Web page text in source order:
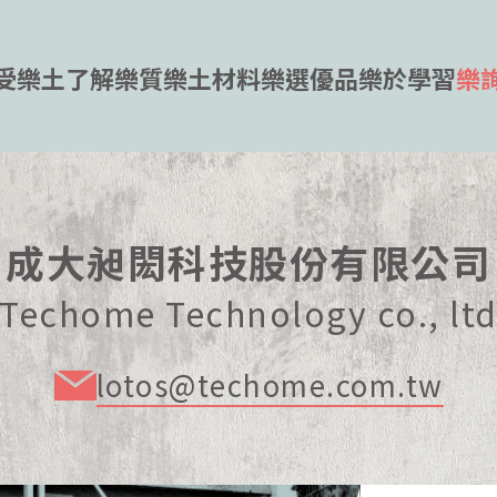
樂土了解樂質樂土材料樂選優品樂於學習樂
成大昶閎科技股份有限公司
Techome Technology co., ltd
lotos@techome.com.tw